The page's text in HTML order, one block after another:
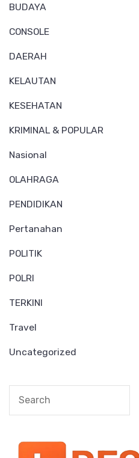
BUDAYA
CONSOLE
DAERAH
KELAUTAN
KESEHATAN
KRIMINAL & POPULAR
Nasional
OLAHRAGA
PENDIDIKAN
Pertanahan
POLITIK
POLRI
TERKINI
Travel
Uncategorized